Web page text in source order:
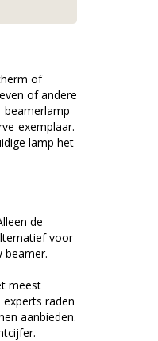
of
of andere
beamerlamp
exemplaar.
lamp het
de
voor
beamer.
meest
raden
aanbieden.